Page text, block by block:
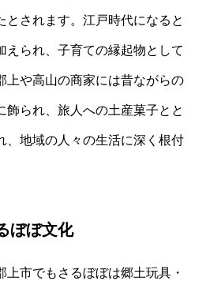
とされます。江戸時代になると
えられ、子育ての縁起物として
上や高山の商家には昔ながらの
飾られ、旅人への土産菓子とと
、地域の人々の生活に深く根付
ぼぼ文化
市でもさるぼぼは郷土玩具・